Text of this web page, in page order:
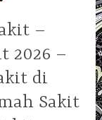
–
2026 –
di
Sakit